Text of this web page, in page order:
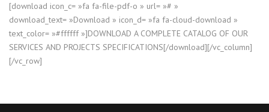
[download icon_c= »fa fa-file-pdf-o » url= »# »
download_text= »Download » icon_d= »fa fa-cloud-download »
text_color= »#ffffff »]DOWNLOAD A COMPLETE CATALOG OF OUR
SERVICES AND PROJECTS SPECIFICATIONS[/download][/vc_column]
[/vc_row]